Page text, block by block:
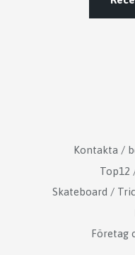
Kontakta /
Top12
Skateboard /
Företag